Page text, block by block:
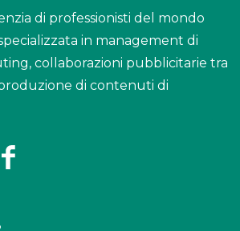
di professionisti del mondo
in management di
collaborazioni pubblicitarie tra
di contenuti di